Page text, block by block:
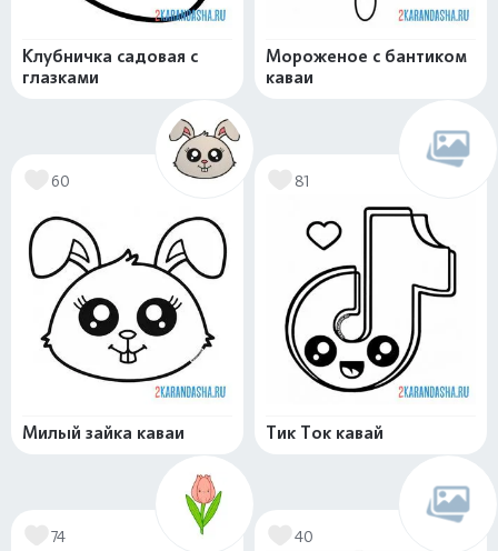
Клубничка садовая с
глазками
Мороженое с бантиком
каваи
60
Милый зайка каваи
81
Тик Ток кавай
74 40